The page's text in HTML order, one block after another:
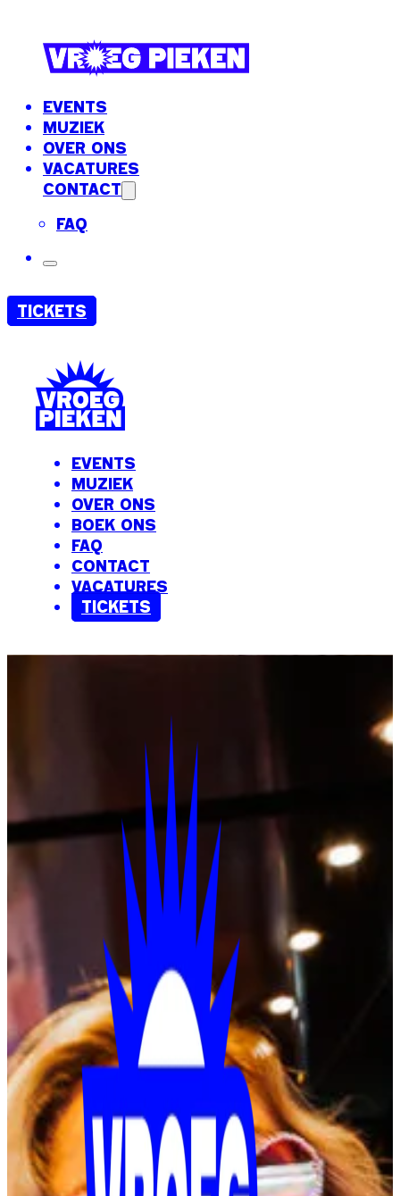
EVENTS
MUZIEK
OVER ONS
VACATURES
CONTACT
FAQ
TICKETS
EVENTS
MUZIEK
OVER ONS
BOEK ONS
FAQ
CONTACT
VACATURES
TICKETS